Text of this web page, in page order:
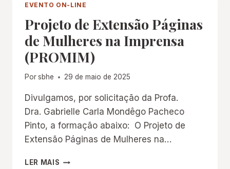
AMAZONAS
(SHEA)
EVENTO ON-LINE
Projeto de Extensão Páginas
de Mulheres na Imprensa
(PROMIM)
Porsbhe 29 de maio de 2025
Divulgamos, por solicitação da Profa.
Dra. Gabrielle Carla Mondêgo Pacheco
Pinto, a formação abaixo: O Projeto de
Extensão Páginas de Mulheres na…
LER MAIS PROJETO